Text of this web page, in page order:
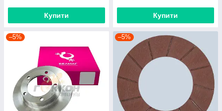
Купити Купити
–5% –5%